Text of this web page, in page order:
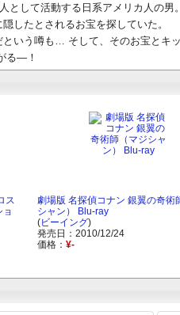
として活動する日系アメリカ人の男。
したとされるお宝を探していた。
いう噂も… そして、そのお宝とキ
る―！
ス
ョ
劇場版 名探偵コナン 銀翼の奇術
シャン） Blu-ray
(ビーイング)
発売日：2010/12/24
価格： ¥-